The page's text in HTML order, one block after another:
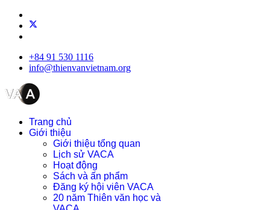
+84 91 530 1116
info@thienvanvietnam.org
Trang chủ
Giới thiệu
Giới thiệu tổng quan
Lịch sử VACA
Hoạt động
Sách và ấn phẩm
Đăng ký hội viên VACA
20 năm Thiên văn học và